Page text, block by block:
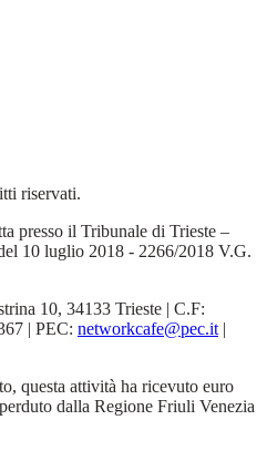
riservati.
presso il Tribunale di Trieste –
10 luglio 2018 - 2266/2018 V.G.
10, 34133 Trieste | C.F:
| PEC: networkcafe@pec.it |
questa attività ha ricevuto euro
dalla Regione Friuli Venezia